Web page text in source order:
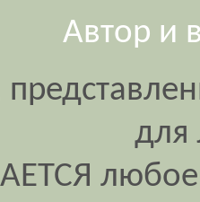
Автор и
для
любое